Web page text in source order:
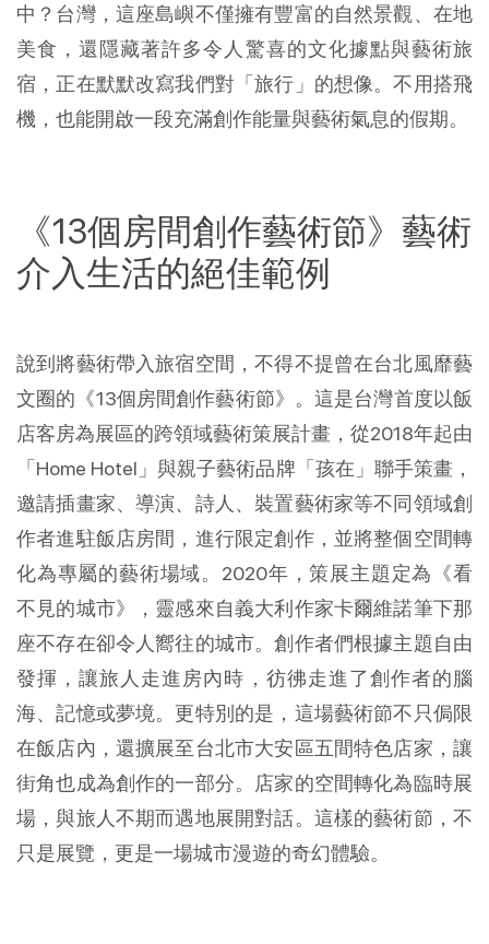
中？台灣，這座島嶼不僅擁有豐富的自然景觀、在地
美食，還隱藏著許多令人驚喜的文化據點與藝術旅
宿，正在默默改寫我們對「旅行」的想像。不用搭飛
機，也能開啟一段充滿創作能量與藝術氣息的假期。
《13個房間創作藝術節》藝術
介入生活的絕佳範例
說到將藝術帶入旅宿空間，不得不提曾在台北風靡藝
文圈的《13個房間創作藝術節》。這是台灣首度以飯
店客房為展區的跨領域藝術策展計畫，從2018年起由
「Home Hotel」與親子藝術品牌「孩在」聯手策畫，
邀請插畫家、導演、詩人、裝置藝術家等不同領域創
作者進駐飯店房間，進行限定創作，並將整個空間轉
化為專屬的藝術場域。2020年，策展主題定為《看
不見的城市》，靈感來自義大利作家卡爾維諾筆下那
座不存在卻令人嚮往的城市。創作者們根據主題自由
發揮，讓旅人走進房內時，彷彿走進了創作者的腦
海、記憶或夢境。更特別的是，這場藝術節不只侷限
在飯店內，還擴展至台北市大安區五間特色店家，讓
街角也成為創作的一部分。店家的空間轉化為臨時展
場，與旅人不期而遇地展開對話。這樣的藝術節，不
只是展覽，更是一場城市漫遊的奇幻體驗。